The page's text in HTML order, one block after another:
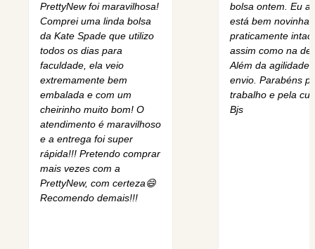
PrettyNew foi maravilhosa!
Comprei uma linda bolsa
da Kate Spade que utilizo
todos os dias para
faculdade, ela veio
extremamente bem
embalada e com um
cheirinho muito bom! O
atendimento é maravilhoso
e a entrega foi super
rápida!!! Pretendo comprar
mais vezes com a
PrettyNew, com certeza😄
Recomendo demais!!!
bolsa ontem. Eu
está bem novinha,
praticamente
assim como na
Além da agilidade
envio. Parabéns
trabalho e pela
Bjs